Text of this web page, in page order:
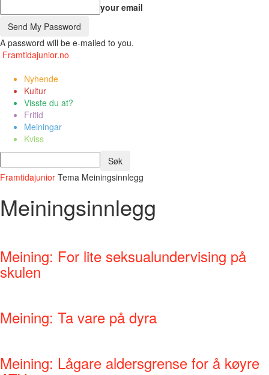
your email
A password will be e-mailed to you.
Framtidajunior.no
Nyhende
Kultur
Visste du at?
Fritid
Meiningar
Kviss
Framtidajunior Tema Meiningsinnlegg
Meiningsinnlegg
Meining: For lite seksualundervising på
skulen
Meining: Ta vare på dyra
Meining: Lågare aldersgrense for å køyre